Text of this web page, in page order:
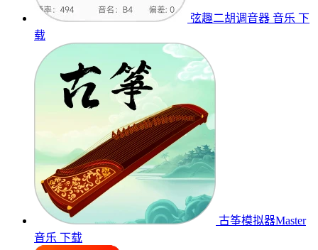
弦趣二胡调音器 音乐 下
载
古筝模拟器Master
音乐 下载